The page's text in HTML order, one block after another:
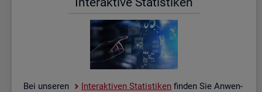
Bei un­se­ren In­ter­ak­ti­ven Sta­tis­ti­ken fin­den Sie An­wen­